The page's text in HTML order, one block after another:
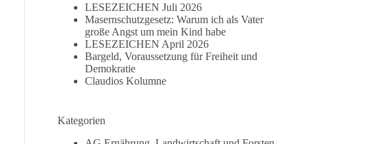
LESEZEICHEN Juli 2026
Masernschutzgesetz: Warum ich als Vater
große Angst um mein Kind habe
LESEZEICHEN April 2026
Bargeld, Voraussetzung für Freiheit und
Demokratie
Claudios Kolumne
Kategorien